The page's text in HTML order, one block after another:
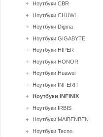
Ноутбуки CBR
Ноутбуки CHUWI
Ноутбуки Digma
Ноутбуки GIGABYTE
Ноутбуки HIPER
Ноутбуки HONOR
Ноутбуки Huawei
Ноутбуки INFERIT
Ноутбуки INFINIX
Ноутбуки IRBIS
Ноутбуки MAIBENBEN
Ноутбуки Tecno